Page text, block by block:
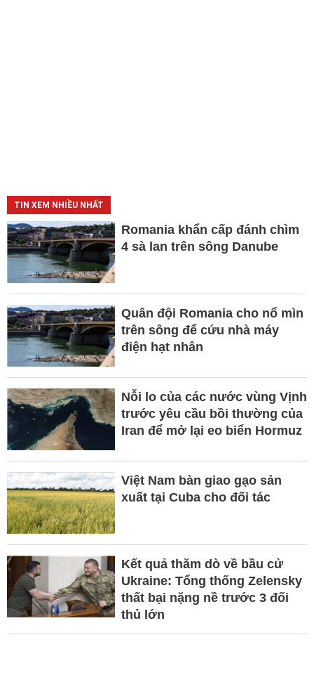
TIN XEM NHIỀU NHẤT
Romania khẩn cấp đánh chìm
4 sà lan trên sông Danube
Quân đội Romania cho nổ mìn
trên sông để cứu nhà máy
điện hạt nhân
Nỗi lo của các nước vùng Vịnh
trước yêu cầu bồi thường của
Iran để mở lại eo biển Hormuz
Việt Nam bàn giao gạo sản
xuất tại Cuba cho đối tác
Kết quả thăm dò về bầu cử
Ukraine: Tổng thống Zelensky
thất bại nặng nề trước 3 đối
thủ lớn